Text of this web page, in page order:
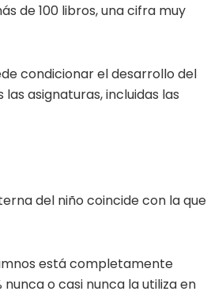
de 100 libros, una cifra muy
condicionar el desarrollo del
asignaturas, incluidas las
del niño coincide con la que
está completamente
o casi nunca la utiliza en